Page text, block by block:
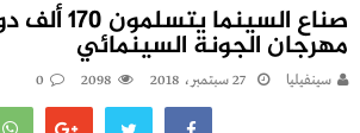
صناع
مهرجان الجونة السينمائي
سينفيليا 27 سبتمبر، 2018 2098
0